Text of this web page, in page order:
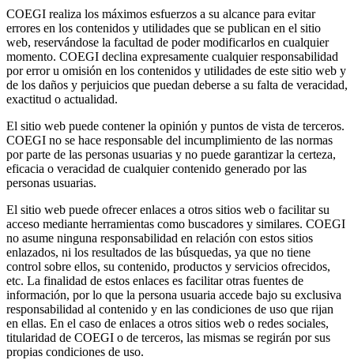
COEGI realiza los máximos esfuerzos a su alcance para evitar
errores en los contenidos y utilidades que se publican en el sitio
web, reservándose la facultad de poder modificarlos en cualquier
momento. COEGI declina expresamente cualquier responsabilidad
por error u omisión en los contenidos y utilidades de este sitio web y
de los daños y perjuicios que puedan deberse a su falta de veracidad,
exactitud o actualidad.
El sitio web puede contener la opinión y puntos de vista de terceros.
COEGI no se hace responsable del incumplimiento de las normas
por parte de las personas usuarias y no puede garantizar la certeza,
eficacia o veracidad de cualquier contenido generado por las
personas usuarias.
El sitio web puede ofrecer enlaces a otros sitios web o facilitar su
acceso mediante herramientas como buscadores y similares. COEGI
no asume ninguna responsabilidad en relación con estos sitios
enlazados, ni los resultados de las búsquedas, ya que no tiene
control sobre ellos, su contenido, productos y servicios ofrecidos,
etc. La finalidad de estos enlaces es facilitar otras fuentes de
información, por lo que la persona usuaria accede bajo su exclusiva
responsabilidad al contenido y en las condiciones de uso que rijan
en ellas. En el caso de enlaces a otros sitios web o redes sociales,
titularidad de COEGI o de terceros, las mismas se regirán por sus
propias condiciones de uso.